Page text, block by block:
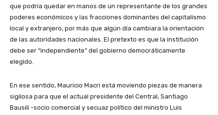
que podría quedar en manos de un representante de los grandes
poderes económicos y las fracciones dominantes del capitalismo
local y extranjero, por más que algún día cambiara la orientación
de las autoridades nacionales. El pretexto es que la institución
debe ser “independiente” del gobierno democráticamente
elegido.
En ese sentido, Mauricio Macri está moviendo piezas de manera
sigilosa para que el actual presidente del Central, Santiago
Bausili -socio comercial y secuaz político del ministro Luis